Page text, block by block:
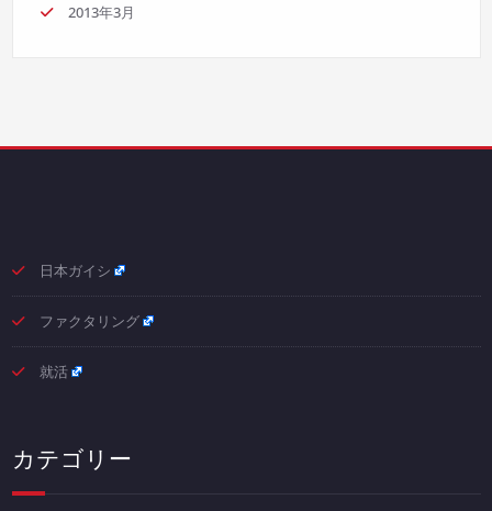
2013年3月
日本ガイシ
ファクタリング
就活
カテゴリー